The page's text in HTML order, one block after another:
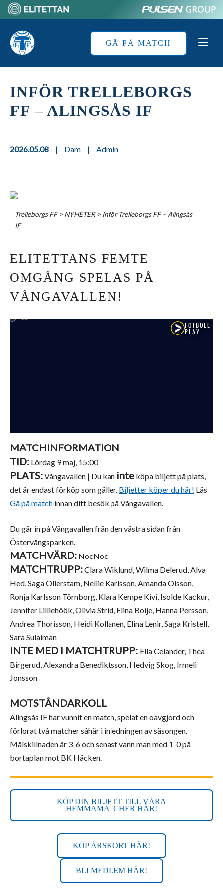
content
Home
GÅ PÅ MATCH
INFÖR TRELLEBORGS
FF – ALINGSÅS IF
2026.05.08 | Dam | Admin
Trelleborgs FF> NYHETER> Inför Trelleborgs FF – Alingsås
IF
ELITETTANS FEMTE
OMGÅNG SPELAS PÅ
VÅNGAVALLEN!
MATCHINFORMATION
TID: Lördag 9 maj, 15:00
PLATS:Vångavallen | Du kan inte köpa biljett på plats,
det är endast förköp som gäller. Biljetter köper du här! Läs
Gå på match innan ditt besök på Vångavallen.
Du går in på Vångavallen från den västra sidan från
Östervångsparken.
MATCHVÄRD: NocNoc
MATCHTRUPP:Clara Wiklund, Wilma Delerud, Alva
Hed, Saga Ollerstam, Nellie Karlsson, Amanda Olsson,
Ronja Karlsson Törnborg, Klara Kempe Kivi, Isolde Kackur,
Jennifer Lilliehöök, Olivia Strid, Elina Boije, Hanna Persson,
Andrea Thorisson, Heidi Kollanen, Elina Lenir, Saga Kristell,
Sara Sulaiman
INTE MED I MATCHTRUPP: Ella Celander, Thea
Birgerud, Alexandra Benediktsson, Hedvig Skog, Irmeli
Jonsson
MOTSTÅNDARKOLL
Alingsås IF har vunnit en match, spelat en oavgjord och
förlorat två matcher såhär i inledningen av säsongen.
Målskillnaden är 3-6 och senast vann man med 1-0 på
bortaplan mot BK Häcken.
KÖP DIN BILJETT TILL VÅRA
HEMMAMATCHER HÄR!
KÖP ÅRSKORT HÄR!
BLI MEDLEM HÄR!